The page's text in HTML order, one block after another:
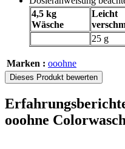
4,5 kg
Wäsche
Leicht
25 g
Marken : ooohne
Dieses Produkt bewerten
ooohne